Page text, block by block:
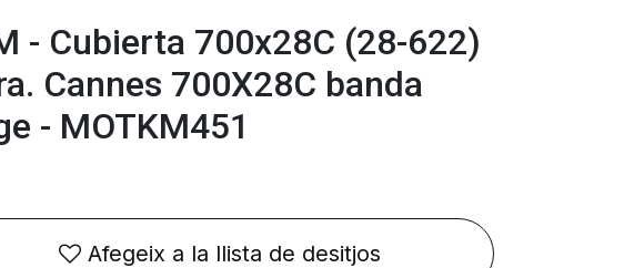
- Cubierta 700x28C (28-622)
Cannes 700X28C banda
- MOTKM451
Afegeix a la llista de desitjos